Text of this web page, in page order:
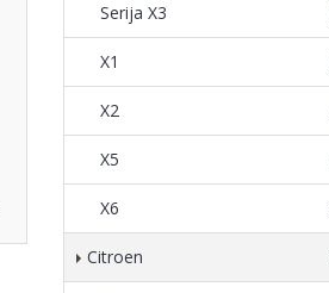
Serija X3
X1
X2
X5
X6
Citroen